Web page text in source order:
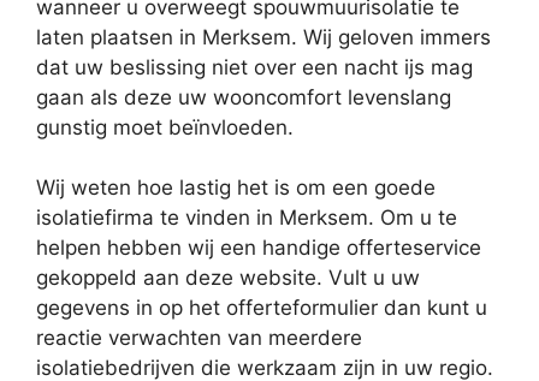
wanneer u overweegt spouwmuurisolatie te
laten plaatsen in Merksem. Wij geloven immers
dat uw beslissing niet over een nacht ijs mag
gaan als deze uw wooncomfort levenslang
gunstig moet beïnvloeden.
Wij weten hoe lastig het is om een goede
isolatiefirma te vinden in Merksem. Om u te
helpen hebben wij een handige offerteservice
gekoppeld aan deze website. Vult u uw
gegevens in op het offerteformulier dan kunt u
reactie verwachten van meerdere
isolatiebedrijven die werkzaam zijn in uw regio.